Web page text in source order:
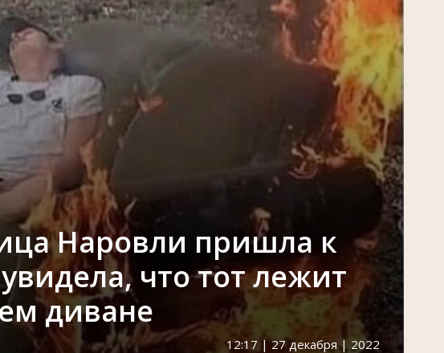
Наровли пришла к
что тот лежит
диване
12:17 | 27 декабря | 2022